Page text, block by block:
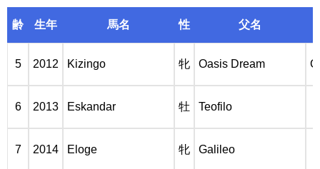
齢 生年 馬名 性 父名
5 2012 Kizingo 牝 Oasis Dream
6 2013 Eskandar 牡 Teofilo
7 2014 Eloge 牝 Galileo